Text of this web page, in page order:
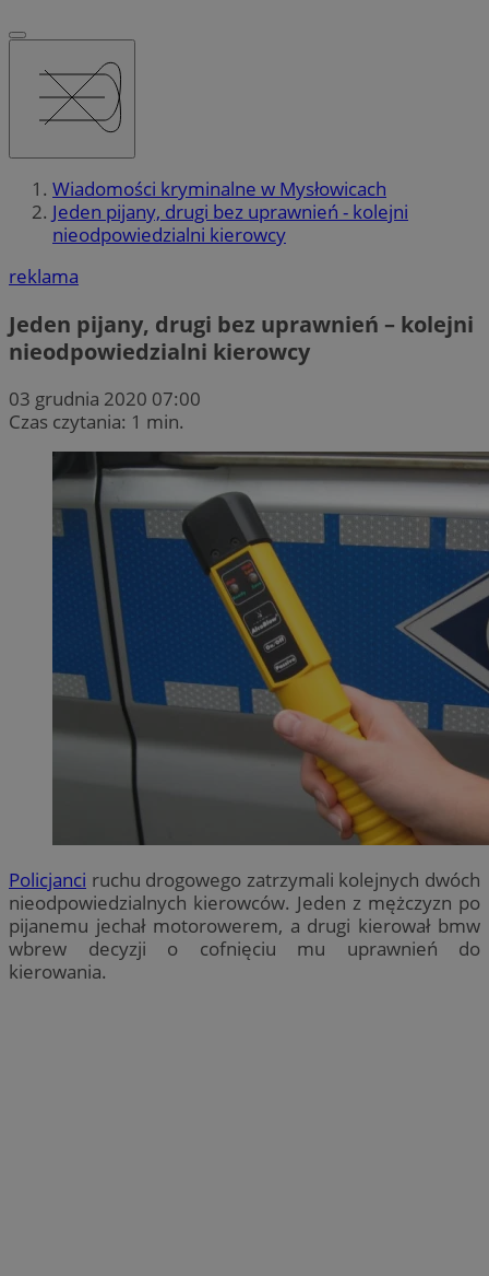
Wiadomości kryminalne w Mysłowicach
Jeden pijany, drugi bez uprawnień - kolejni
nieodpowiedzialni kierowcy
reklama
Jeden pijany, drugi bez uprawnień – kolejni
nieodpowiedzialni kierowcy
03 grudnia 2020 07:00
Czas czytania: 1 min.
Policjanci ruchu drogowego zatrzymali kolejnych dwóch
nieodpowiedzialnych kierowców. Jeden z mężczyzn po
pijanemu jechał motorowerem, a drugi kierował bmw
wbrew decyzji o cofnięciu mu uprawnień do
kierowania.